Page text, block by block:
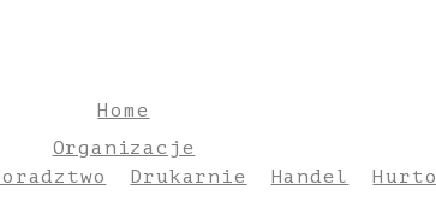
Home
Organizacje
Drukarnie Handel